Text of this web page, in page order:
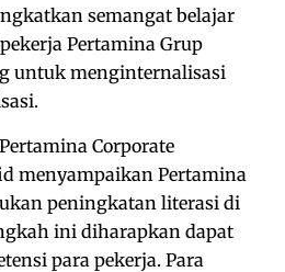
semangat belajar
Pertamina Grup
untuk menginternalisasi
Corporate
menyampaikan Pertamina
peningkatan literasi di
ini diharapkan dapat
para pekerja. Para